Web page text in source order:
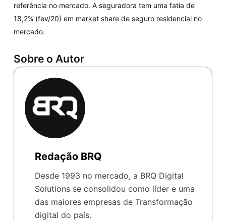
referência no mercado. A seguradora tem uma fatia de
18,2% (fev/20) em market share de seguro residencial no
mercado.
Sobre o Autor
Redação BRQ
Desde 1993 no mercado, a BRQ Digital
Solutions se consolidou como líder e uma
das maiores empresas de Transformação
digital do país.